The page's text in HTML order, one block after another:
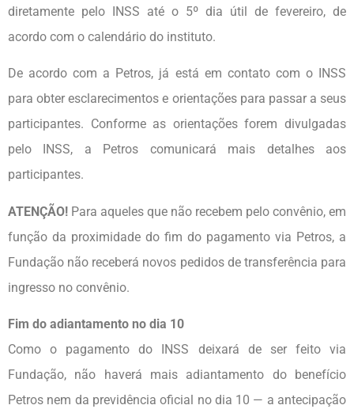
diretamente pelo INSS até o 5º dia útil de fevereiro, de
acordo com o calendário do instituto.
De acordo com a Petros, já está em contato com o INSS
para obter esclarecimentos e orientações para passar a seus
participantes. Conforme as orientações forem divulgadas
pelo INSS, a Petros comunicará mais detalhes aos
participantes.
ATENÇÃO! Para aqueles que não recebem pelo convênio, em
função da proximidade do fim do pagamento via Petros, a
Fundação não receberá novos pedidos de transferência para
ingresso no convênio.
Fim do adiantamento no dia 10
Como o pagamento do INSS deixará de ser feito via
Fundação, não haverá mais adiantamento do benefício
Petros nem da previdência oficial no dia 10 — a antecipação